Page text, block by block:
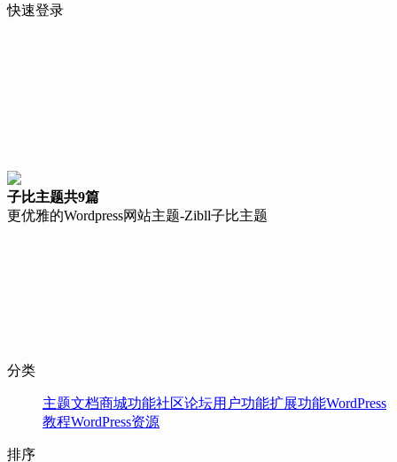
快速登录
子比主题共9篇
更优雅的Wordpress网站主题-Zibll子比主题
分类
主题文档商城功能社区论坛用户功能扩展功能WordPress
教程WordPress资源
排序